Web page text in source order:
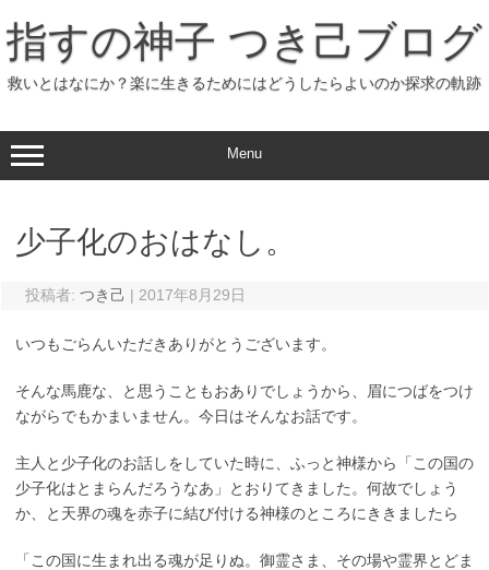
ン
テ
ン
ツ
へ
ッ
プ
指すの神子 つき己ブログ
救いとはなにか？楽に生きるためにはどうしたらよいのか探求の軌跡
Menu
少子化のおはなし。
投稿者: つき己 | 2017年8月29日
いつもごらんいただきありがとうございます。
そんな馬鹿な、と思うこともおありでしょうから、眉につばをつけ
ながらでもかまいません。今日はそんなお話です。
主人と少子化のお話しをしていた時に、ふっと神様から「この国の
少子化はとまらんだろうなあ」とおりてきました。何故でしょう
か、と天界の魂を赤子に結び付ける神様のところにききましたら
「この国に生まれ出る魂が足りぬ。御霊さま、その場や霊界とどま